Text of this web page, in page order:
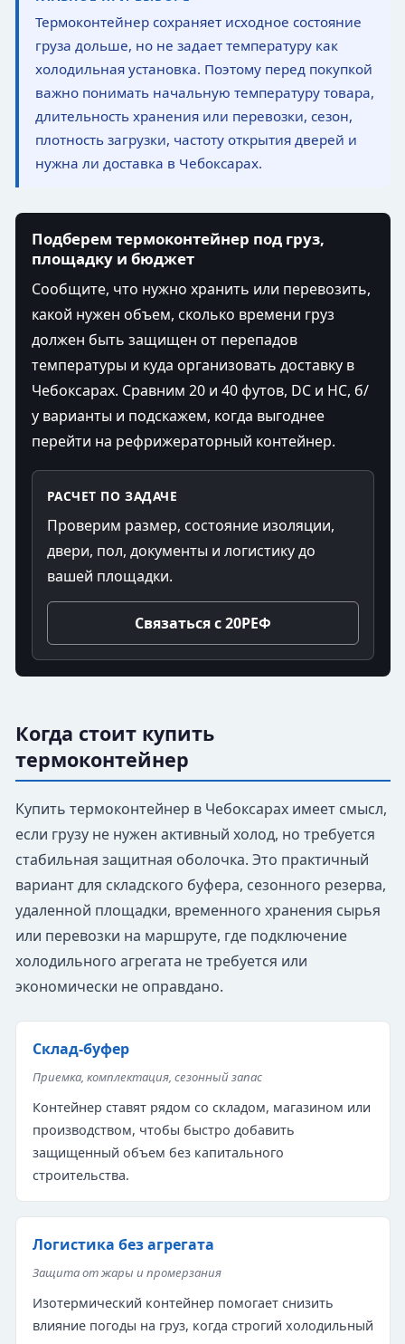
Термоконтейнер сохраняет исходное состояние
груза дольше, но не задает температуру как
холодильная установка. Поэтому перед покупкой
важно понимать начальную температуру товара,
длительность хранения или перевозки, сезон,
плотность загрузки, частоту открытия дверей и
нужна ли доставка в Чебоксарах.
Подберем термоконтейнер под груз,
площадку и бюджет
Сообщите, что нужно хранить или перевозить,
какой нужен объем, сколько времени груз
должен быть защищен от перепадов
температуры и куда организовать доставку в
Чебоксарах. Сравним 20 и 40 футов, DC и HC, б/
у варианты и подскажем, когда выгоднее
перейти на рефрижераторный контейнер.
РАСЧЕТ ПО ЗАДАЧЕ
Проверим размер, состояние изоляции,
двери, пол, документы и логистику до
вашей площадки.
Связаться с 20РЕФ
Когда стоит купить
термоконтейнер
Купить термоконтейнер в Чебоксарах имеет смысл,
если грузу не нужен активный холод, но требуется
стабильная защитная оболочка. Это практичный
вариант для складского буфера, сезонного резерва,
удаленной площадки, временного хранения сырья
или перевозки на маршруте, где подключение
холодильного агрегата не требуется или
экономически не оправдано.
Склад-буфер
Приемка, комплектация, сезонный запас
Контейнер ставят рядом со складом, магазином или
производством, чтобы быстро добавить
защищенный объем без капитального
строительства.
Логистика без агрегата
Защита от жары и промерзания
Изотермический контейнер помогает снизить
влияние погоды на груз, когда строгий холодильный